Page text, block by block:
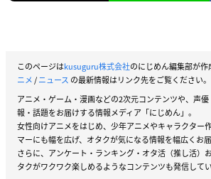
このページはkusuguru株式会社のにじめん編集部が作
ニメ/ニュース の最新情報はリンク先をご覧ください。
アニメ・ゲーム・漫画などの2次元コンテンツや、声
報・話題をお届けする情報メディア「にじめん」。
女性向けアニメをはじめ、少年アニメやキャラクター
マーにも幅を広げ、オタクが気になる情報を幅広くお届
さらに、アンケート・ランキング・オタ活（推し活）
タクがワクワク楽しめるようなコンテンツも発信してい